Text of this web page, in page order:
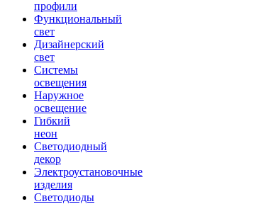
профили
Функциональный
свет
Дизайнерский
свет
Системы
освещения
Наружное
освещение
Гибкий
неон
Светодиодный
декор
Электроустановочные
изделия
Светодиоды